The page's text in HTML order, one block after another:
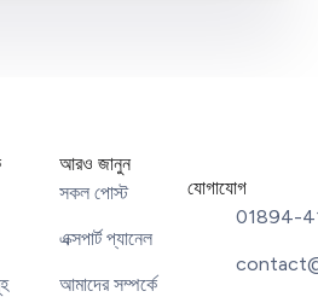
আরও জানুন
সকল পোস্ট
এক্সপার্ট প্যানেল
আমাদের সম্পর্কে
যোগাযোগ
01894-